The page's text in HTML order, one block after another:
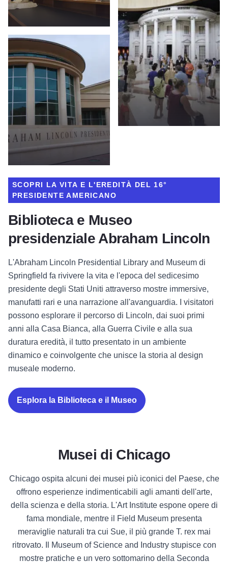
Biblioteca e Museo
presidenziale Abraham Lincoln
SCOPRI LA VITA E L'EREDITÀ DEL 16°
PRESIDENTE AMERICANO
L'Abraham Lincoln Presidential Library and Museum di
Springfield fa rivivere la vita e l'epoca del sedicesimo
presidente degli Stati Uniti attraverso mostre immersive,
manufatti rari e una narrazione all'avanguardia. I visitatori
possono esplorare il percorso di Lincoln, dai suoi primi
anni alla Casa Bianca, alla Guerra Civile e alla sua
duratura eredità, il tutto presentato in un ambiente
dinamico e coinvolgente che unisce la storia al design
museale moderno.
Esplora la Biblioteca e il Museo
Musei di Chicago
Chicago ospita alcuni dei musei più iconici del Paese, che
offrono esperienze indimenticabili agli amanti dell'arte,
della scienza e della storia. L'Art Institute espone opere di
fama mondiale, mentre il Field Museum presenta
meraviglie naturali tra cui Sue, il più grande T. rex mai
ritrovato. Il Museum of Science and Industry stupisce con
mostre pratiche e un vero sottomarino della Seconda